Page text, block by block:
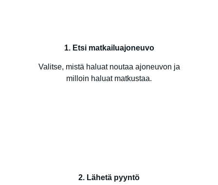
1. Etsi matkailuajoneuvo
Valitse, mistä haluat noutaa ajoneuvon ja
milloin haluat matkustaa.
2. Lähetä pyyntö